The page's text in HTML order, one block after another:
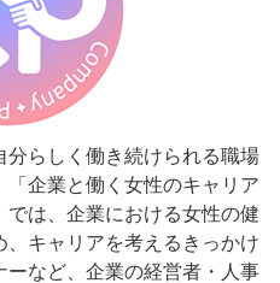
らしく働き続けられる職場
企業と働く女性のキャリア
は、企業における女性の健
キャリアを考えるきっかけ
ーなど、企業の経営者・人事